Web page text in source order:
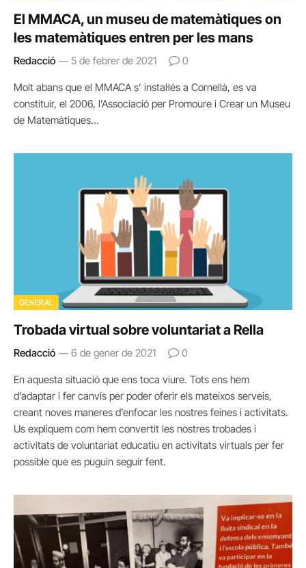
El MMACA, un museu de matemàtiques on
les matemàtiques entren per les mans
Redacció 5 de febrer de 2021 0
Molt abans que el MMACA s’ instal·lés a Cornellà, es va
constituir, el 2006, l’Associació per Promoure i Crear un Museu
de Matemàtiques…
GENERAL
Trobada virtual sobre voluntariat a Rella
Redacció 6 de gener de 2021 0
En aquesta situació que ens toca viure. Tots ens hem
d’adaptar i fer canvis per poder oferir els mateixos serveis,
creant noves maneres d’enfocar les nostres feines i activitats.
Us expliquem com hem convertit les nostres trobades i
activitats de voluntariat educatiu en activitats virtuals per fer
possible que es puguin seguir fent.